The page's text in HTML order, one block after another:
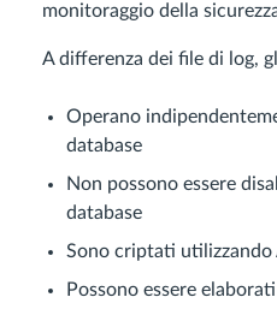
monitoraggio della
A differenza dei file di log,
Operano
database
Non possono essere
database
Sono criptati utilizzando
Possono essere